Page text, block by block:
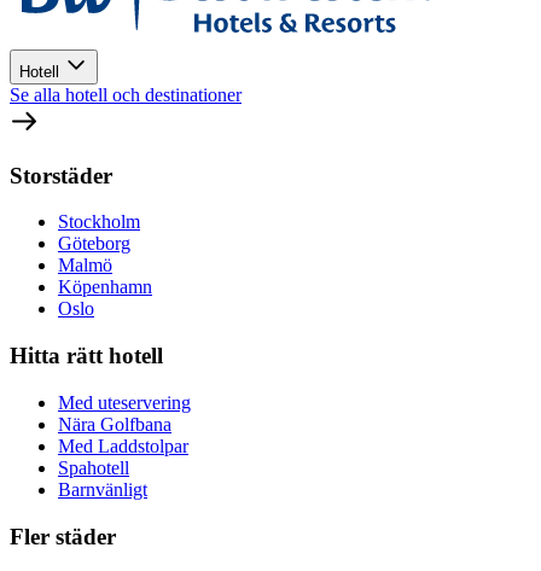
Hotell
Se alla hotell och destinationer
Storstäder
Stockholm
Göteborg
Malmö
Köpenhamn
Oslo
Hitta rätt hotell
Med uteservering
Nära Golfbana
Med Laddstolpar
Spahotell
Barnvänligt
Fler städer